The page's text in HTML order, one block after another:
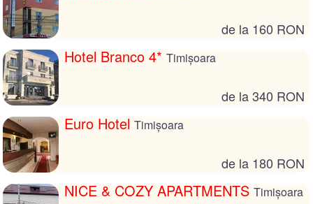
de la 160 RON
Hotel Branco 4* Timișoara
de la 340 RON
Euro Hotel Timișoara
de la 180 RON
NICE & COZY APARTMENTS Timișoara